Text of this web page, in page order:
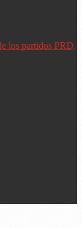
los partidos PRD,